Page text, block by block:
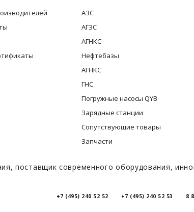
+7 (495) 240 52 52 +7 (495) 240 52 53 8
АЗС
АГЗС
АГНКС
Нефтебазы
АГНКС
ГНС
Погружные насосы QYB
Зарядные станции
Сопутствующие товары
Запчасти
поставщик современного оборудования,